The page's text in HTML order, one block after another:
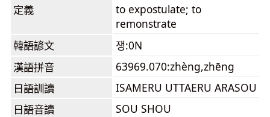
定義
to expostulate; to
remonstrate
韓語諺文
쟁:0N
漢語拼音
63969.070:zhèng,zhēng
日語訓讀
ISAMERU UTTAERU ARASOU
日語音讀
SOU SHOU